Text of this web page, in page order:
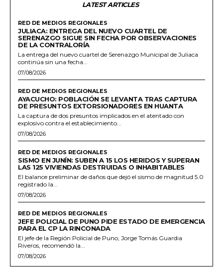
LATEST ARTICLES
RED DE MEDIOS REGIONALES
JULIACA: ENTREGA DEL NUEVO CUARTEL DE
SERENAZGO SIGUE SIN FECHA POR OBSERVACIONES
DE LA CONTRALORÍA
La entrega del nuevo cuartel de Serenazgo Municipal de Juliaca
continúa sin una fecha...
07/08/2026
RED DE MEDIOS REGIONALES
AYACUCHO: POBLACIÓN SE LEVANTA TRAS CAPTURA
DE PRESUNTOS EXTORSIONADORES EN HUANTA
La captura de dos presuntos implicados en el atentado con
explosivo contra el establecimiento...
07/08/2026
RED DE MEDIOS REGIONALES
SISMO EN JUNÍN: SUBEN A 15 LOS HERIDOS Y SUPERAN
LAS 125 VIVIENDAS DESTRUIDAS O INHABITABLES
El balance preliminar de daños que dejó el sismo de magnitud 5.0
registrado la...
07/08/2026
RED DE MEDIOS REGIONALES
JEFE POLICIAL DE PUNO PIDE ESTADO DE EMERGENCIA
PARA EL CP LA RINCONADA
El jefe de la Región Policial de Puno, Jorge Tomás Guardia
Riveros, recomendó la...
07/08/2026